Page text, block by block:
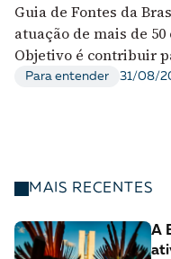
Guia de Fontes da
atuação de mais de
Objetivo é contribuir
imprensa nacional
Para entender 31/08/
MAIS RECENTES
A